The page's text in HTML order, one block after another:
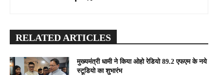
RELATED ARTICLES
मुख्यमंत्री धामी ने किया ओहो रेडियो 89.2 एफएम के नये
स्टूडियो का शुभारंभ